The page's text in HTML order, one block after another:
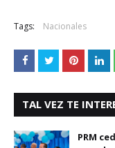
Tags: Nacionales
TAL VEZ TE
PRM